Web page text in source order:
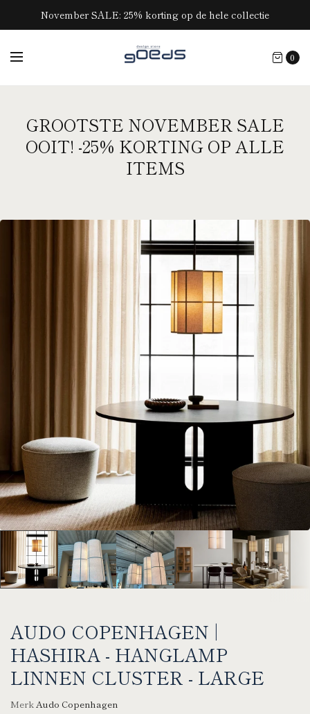
November SALE: 25% korting op de hele collectie
0
GROOTSTE NOVEMBER SALE
OOIT! -25% KORTING OP ALLE
ITEMS
AUDO COPENHAGEN |
HASHIRA - HANGLAMP
LINNEN CLUSTER - LARGE
MerkAudo Copenhagen